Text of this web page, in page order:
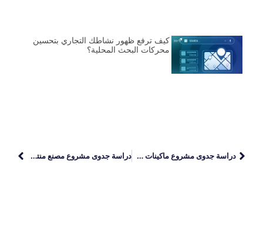
كيف ترفع ظهور نشاطك التجاري بتحسين
محركات البحث المحلية؟
دراسة جدوى مشروع ماكينات طباعة: خطوات النجاح والتكاليف المتوقعة دراسة جدوى مشروع مصنع منتجات الألبان